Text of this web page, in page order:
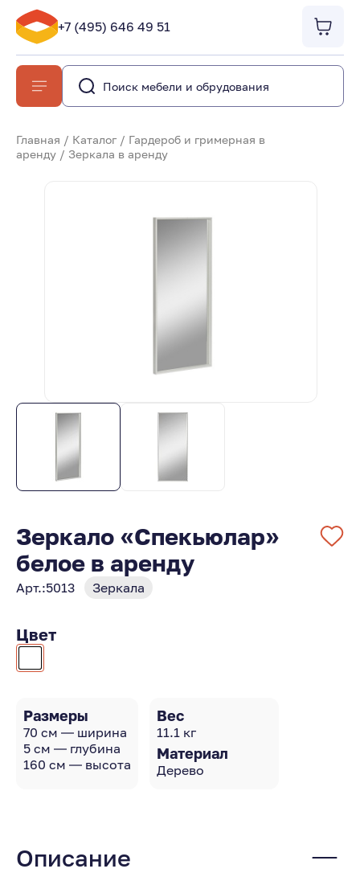
+7 (495) 646 49 51
Главная / Каталог / Гардероб и гримерная в
аренду / Зеркала в аренду
Зеркало «Спекьюлар»
белое в аренду
Арт.:5013 Зеркала
Цвет
Размеры
70 см — ширина
5 см — глубина
160 см — высота
Вес
11.1 кг
Материал
Дерево
Описание